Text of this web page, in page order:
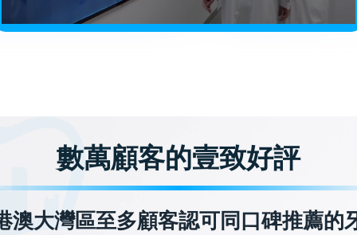
數萬顧客的壹致好評
澳大灣區至多顧客認可同口碑推薦的